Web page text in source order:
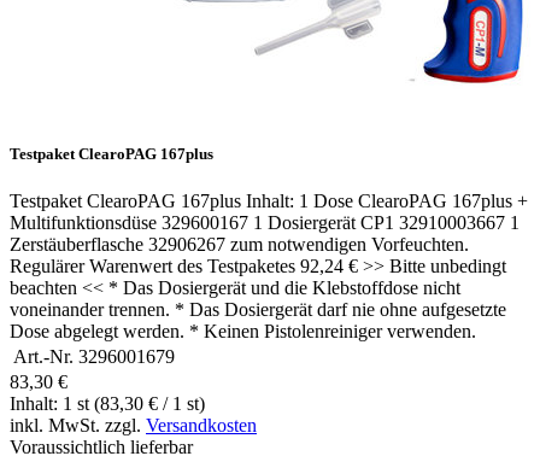
Testpaket ClearoPAG 167plus
Testpaket ClearoPAG 167plus Inhalt: 1 Dose ClearoPAG 167plus +
Multifunktionsdüse 329600167 1 Dosiergerät CP1 32910003667 1
Zerstäuberflasche 32906267 zum notwendigen Vorfeuchten.
Regulärer Warenwert des Testpaketes 92,24 € >> Bitte unbedingt
beachten << * Das Dosiergerät und die Klebstoffdose nicht
voneinander trennen. * Das Dosiergerät darf nie ohne aufgesetzte
Dose abgelegt werden. * Keinen Pistolenreiniger verwenden.
Art.-Nr. 3296001679
83,30 €
Inhalt: 1 st (83,30 € / 1 st)
inkl. MwSt. zzgl. Versandkosten
Voraussichtlich lieferbar